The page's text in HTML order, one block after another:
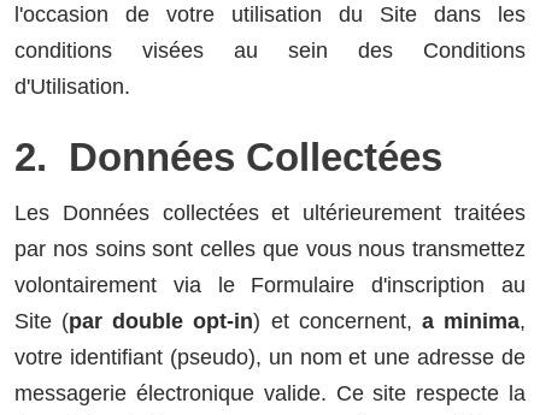
l'occasion de votre utilisation du Site dans les
conditions visées au sein des Conditions
d'Utilisation.
2. Données Collectées
Les Données collectées et ultérieurement traitées
par nos soins sont celles que vous nous transmettez
volontairement via le Formulaire d'inscription au
Site (par double opt-in) et concernent, a minima,
votre identifiant (pseudo), un nom et une adresse de
messagerie électronique valide. Ce site respecte la